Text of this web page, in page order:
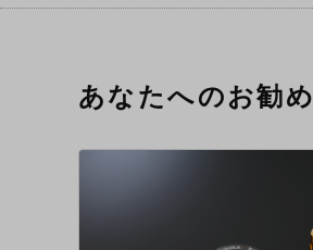
あなたへのお勧め